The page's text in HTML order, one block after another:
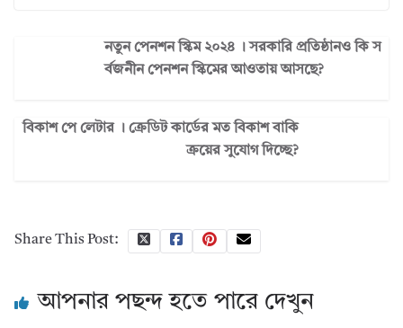
নতুন পেনশন স্কিম ২০২৪ । সরকারি প্রতিষ্ঠানও কি স
র্বজনীন পেনশন স্কিমের আওতায় আসছে?
বিকাশ পে লেটার । ক্রেডিট কার্ডের মত বিকাশ বাকি
ক্রয়ের সুযোগ দিচ্ছে?
Share This Post:
আপনার পছন্দ হতে পারে দেখুন